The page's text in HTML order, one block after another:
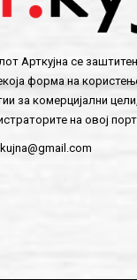
Арткујна се
форма на
за комерцијални
на овој